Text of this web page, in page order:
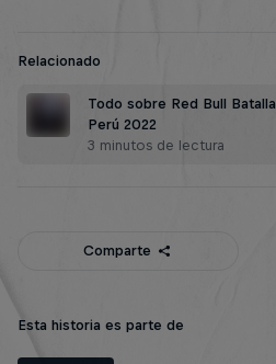
Relacionado
Todo sobre Red Bull Batalla
Perú 2022
3 minutos de lectura
Comparte
Esta historia es parte de